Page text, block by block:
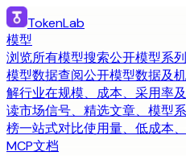
TokenLab
模型
浏览所有模型搜索公开模型系
模型数据查阅公开模型数据及
解行业在规模、成本、采用率
读市场信号、精选文章、模型
榜一站式对比使用量、低成本
MCP文档